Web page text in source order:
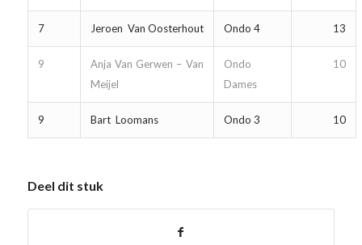
7 Jeroen Van Oosterhout Ondo 4 13
9
Anja Van Gerwen – Van
Meijel
Ondo
Dames
10
9 Bart Loomans Ondo 3 10
Deel dit stuk